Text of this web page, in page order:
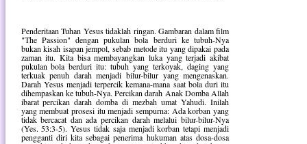
Penderitaan Tuhan Yesus tidaklah ringan. Gambaran dalam film
"The Passion" dengan pukulan bola berduri ke tubuh-Nya
bukan kisah isapan jempol, sebab metode itu yang dipakai pada
zaman itu. Kita bisa membayangkan luka yang terjadi akibat
pukulan bola berduri itu: tubuh yang terkoyak, daging yang
terkuak penuh darah menjadi bilur-bilur yang mengenaskan.
Darah Yesus menjadi terpercik kemana-mana saat bola duri itu
dihempaskan ke tubuh-Nya. Percikan darah Anak Domba Allah
ibarat percikan darah domba di mezbah umat Yahudi. Inilah
yang membuat prosesi itu menjadi sempurna: Ada korban yang
tidak bercacat dan ada percikan darah melalui bilur-bilur-Nya
(Yes. 53:3-5). Yesus tidak saja menjadi korban tetapi menjadi
pengganti diri kita sebagai penerima hukuman atas dosa-dosa